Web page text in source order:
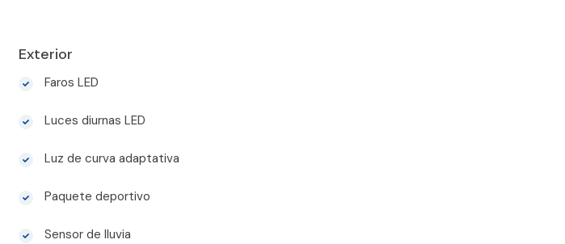
Exterior
Faros LED
Luces diurnas LED
Luz de curva adaptativa
Paquete deportivo
Sensor de lluvia